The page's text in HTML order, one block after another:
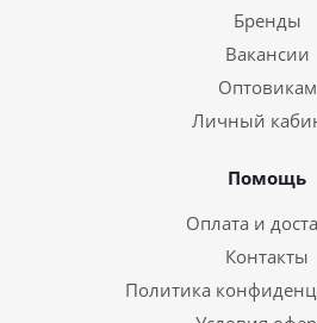
Бренды
Вакансии
Оптовикам
Личный
Помощь
Оплата и
Контакты
Политика